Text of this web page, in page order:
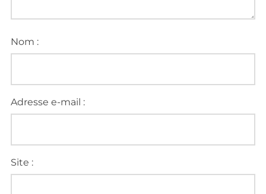
Nom :
Adresse e-mail :
Site :